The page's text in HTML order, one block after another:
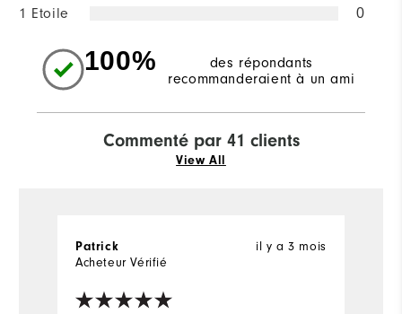
1 Etoile 0
100%
des répondants
recommanderaient à un ami
Commenté par 41 clients
View All
il y a 3 mois
Patrick
Acheteur Vérifié